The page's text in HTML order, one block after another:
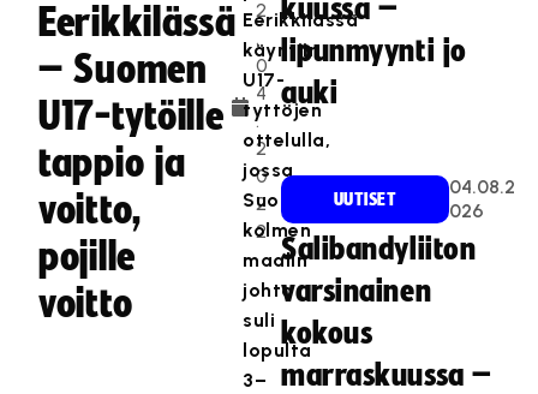
Eerikkilässä
– Suomen
U17-tytöille
tappio ja
voitto,
pojille
voitto
2
.
0
4
.
2
0
2
2
Eerikkilässä
käyntiin
U17-
tyttöjen
ottelulla,
jossa
Suomen
kolmen
maalin
johto
suli
lopulta
3–
kuussa –
lipunmyynti jo
auki
UUTISET
04.08.2
026
Salibandyliiton
varsinainen
kokous
marraskuussa –